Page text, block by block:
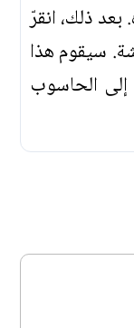
بعد ذلك، انقرّ
سيقوم هذا
إلى الحاسوب